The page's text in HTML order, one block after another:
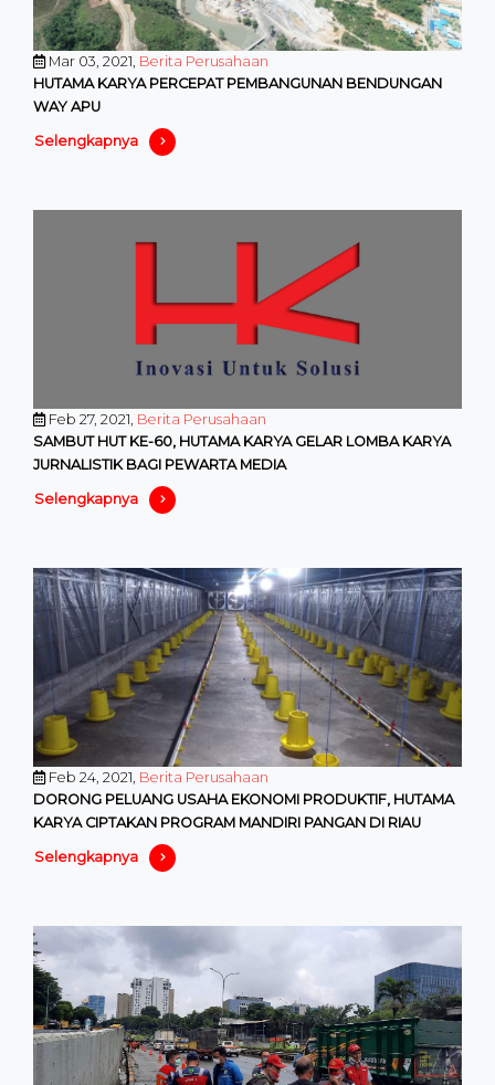
Mar 03, 2021, Berita Perusahaan
HUTAMA KARYA PERCEPAT PEMBANGUNAN BENDUNGAN
WAY APU
Selengkapnya
Feb 27, 2021, Berita Perusahaan
SAMBUT HUT KE-60, HUTAMA KARYA GELAR LOMBA KARYA
JURNALISTIK BAGI PEWARTA MEDIA
Selengkapnya
Feb 24, 2021, Berita Perusahaan
DORONG PELUANG USAHA EKONOMI PRODUKTIF, HUTAMA
KARYA CIPTAKAN PROGRAM MANDIRI PANGAN DI RIAU
Selengkapnya